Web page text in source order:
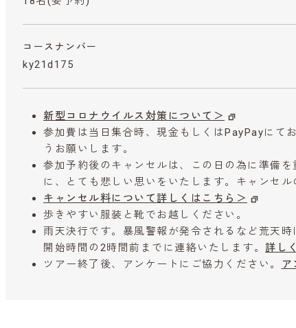
コースナンバー
ky21d175
新型コロナウイルス対策について＞
参加費は当日集合時、現金もしくはPayPayにて
うお願いします。
参加予約後のキャンセルは、この日の為に準備
に、とても悲しい思いをいたします。キャンセル
キャンセル料について詳しくはこちら＞
歩きやすい服装と靴でお越しください。
雨天決行です。暴風警報が発令されるなど荒天時
開始時間の2時間前までに連絡いたします。 詳し
ツアー終了後、アンケートにご協力ください。
ア